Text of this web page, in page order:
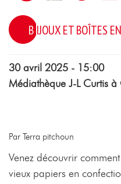
BIJOUX ET BOÎTES
30 avril 2025 - 15:00
Médiathèque J-L Curtis à
Par Terra pitchoun
Venez découvrir
vieux papiers en